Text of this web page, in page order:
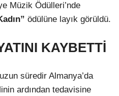
Müzik Ödülleri’nde
ödülüne layık görüldü.
KAYBETTİ
süredir Almanya’da
ardından tedavisine